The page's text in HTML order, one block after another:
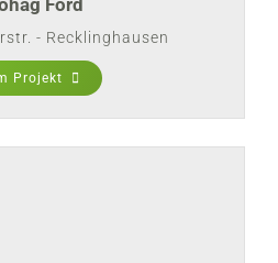
- Recklinghausen
Projekt